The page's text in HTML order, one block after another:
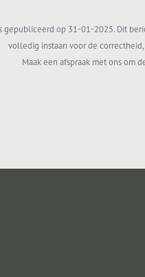
gepubliceerd op 31-01-2025. Dit
volledig instaan voor de
Maak een afspraak met ons om